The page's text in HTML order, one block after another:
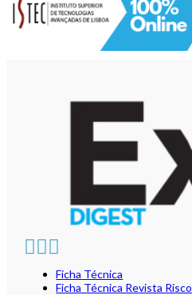
Ficha Técnica
Ficha Técnica Revista Risco